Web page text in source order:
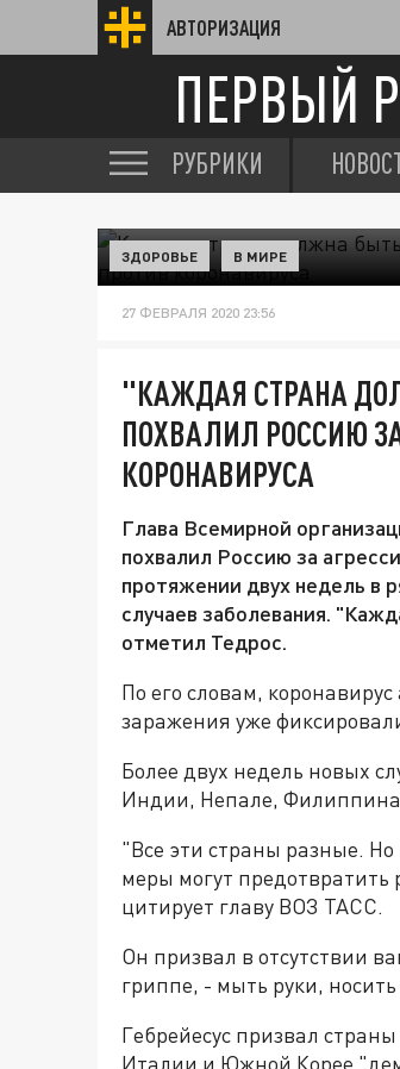
АВТОРИЗАЦИЯ
ПЕРВЫЙ
РУБРИКИ
ЗДОРОВЬЕ В МИРЕ
27 ФЕВРАЛЯ 2020 23:56
"КАЖДАЯ СТРАНА
ПОХВАЛИЛ РОССИЮ
КОРОНАВИРУСА
Глава Всемирной
похвалил Россию за
протяжении двух недель в
случаев заболевания.
отметил Тедрос.
По его словам,
заражения уже
Более двух недель новых
Индии, Непале,
"Все эти страны разные.
меры могут предотвратить
цитирует главу ВОЗ ТАСС.
Он призвал в отсутствии
гриппе, - мыть руки,
Гебрейесус призвал
Италии и Южной Корее